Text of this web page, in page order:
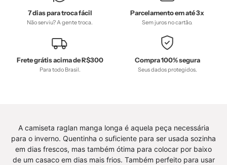
Estação,
Neutro,
Reveillon,
SALE-
curto,
Unissex
-
7 dias para troca fácil
Não serviu? A gente troca.
Parcelamento em até 3x
Sem juros no cartão.
Frete grátis acima de R$300
Para todo Brasil.
Compra 100% segura
Seus dados protegidos.
A camiseta raglan manga longa é aquela peça necessária
para o inverno. Quentinha o suficiente para ser usada sozinha
em dias frescos, mas também ótima para colocar por baixo
de um casaco em dias mais frios. Também perfeito para usar